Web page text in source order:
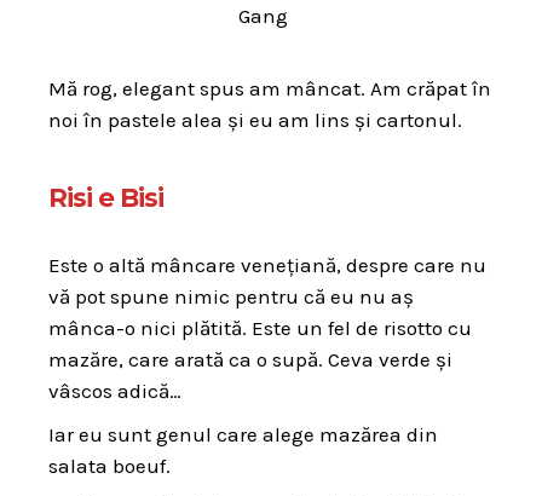
Gang
Mă rog, elegant spus am mâncat. Am crăpat în
noi în pastele alea și eu am lins și cartonul.
Risi e Bisi
Este o altă mâncare venețiană, despre care nu
vă pot spune nimic pentru că eu nu aș
mânca-o nici plătită. Este un fel de risotto cu
mazăre, care arată ca o supă. Ceva verde și
vâscos adică…
Iar eu sunt genul care alege mazărea din
salata boeuf.